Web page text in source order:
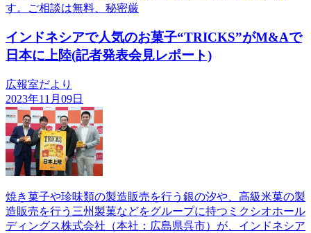
す。ご相談は無料、秘密厳
インドネシアで人気のお菓子“TRICKS”がM&Aで
日本に上陸(記者発表会見レポート)
広報室だより
2023年11月09日
焼き菓子や珍味類の製造販売を行う銀の汐や、高級米菓の製
造販売を行う三州製菓などをグループに持つミクシオホール
ディングス株式会社（本社：広島県呉市）が、インドネシア